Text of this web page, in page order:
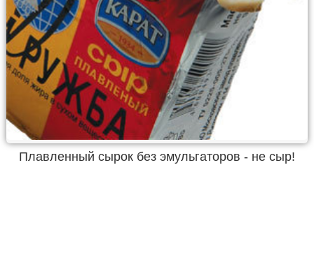
Плавленный сырок без эмульгаторов - не сыр!